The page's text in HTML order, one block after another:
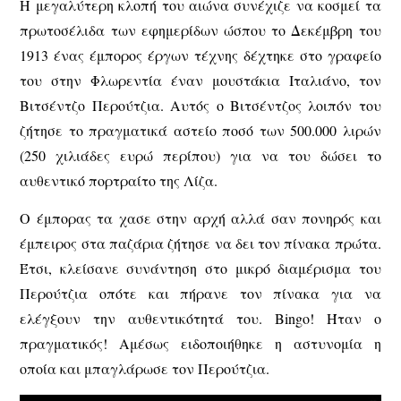
Η μεγαλύτερη κλοπή του αιώνα συνέχιζε να κοσμεί τα
πρωτοσέλιδα των εφημερίδων ώσπου το Δεκέμβρη του
1913 ένας έμπορος έργων τέχνης δέχτηκε στο γραφείο
του στην Φλωρεντία έναν μουστάκια Ιταλιάνο, τον
Βιτσέντζο Περούτζια. Αυτός ο Βιτσέντζος λοιπόν του
ζήτησε το πραγματικά αστείο ποσό των 500.000 λιρών
(250 χιλιάδες ευρώ περίπου) για να του δώσει το
αυθεντικό πορτραίτο της Λίζα.
Ο έμπορας τα χασε στην αρχή αλλά σαν πονηρός και
έμπειρος στα παζάρια ζήτησε να δει τον πίνακα πρώτα.
Έτσι, κλείσανε συνάντηση στο μικρό διαμέρισμα του
Περούτζια οπότε και πήρανε τον πίνακα για να
ελέγξουν την αυθεντικότητά του. Bingo! Ήταν ο
πραγματικός! Αμέσως ειδοποιήθηκε η αστυνομία η
οποία και μπαγλάρωσε τον Περούτζια.